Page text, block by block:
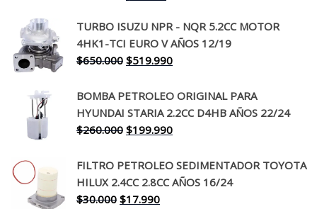
original
era:
$130.000.
actual
es:
$94.990.
TURBO ISUZU NPR - NQR 5.2CC MOTOR
4HK1-TCI EURO V AÑOS 12/19
$650.000 El
original
era:
$650.000.
$519.990El
actual
es:
$519.990.
BOMBA PETROLEO ORIGINAL PARA
HYUNDAI STARIA 2.2CC D4HB AÑOS 22/24
$260.000 El
original
era:
$260.000.
$199.990El
actual
es:
FILTRO PETROLEO SEDIMENTADOR TOYOTA
HILUX 2.4CC 2.8CC AÑOS 16/24
$30.000 El
$17.990El